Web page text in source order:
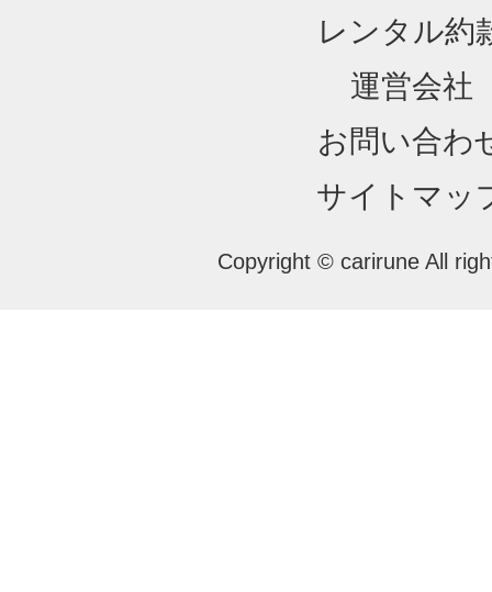
レンタル約
運営会社
お問い合わ
サイトマッ
Copyright © carirune All